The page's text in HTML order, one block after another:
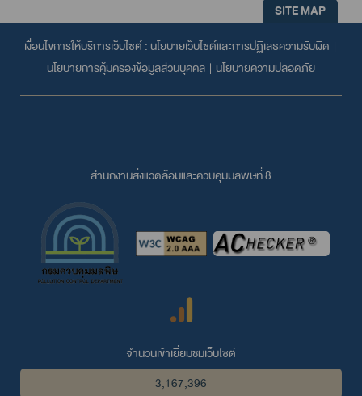
SITE MAP
เงื่อนไขการให้บริการเว็บไซต์ : นโยบายเว็บไซต์และการปฏิเสธความรับผิด |
นโยบายการคุ้มครองข้อมูลส่วนบุคคล | นโยบายความปลอดภัย
สำนักงานสิ่งแวดล้อมและควบคุมมลพิษที่ 8
จำนวนเข้าเยี่ยมชมเว็บไซต์
3,167,396